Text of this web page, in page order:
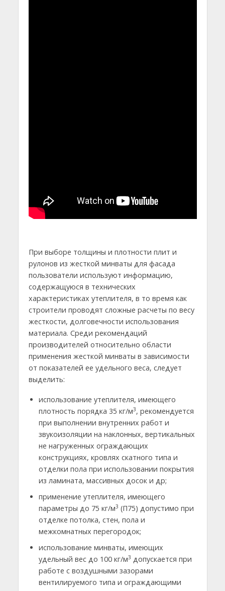
При выборе толщины и плотности плит и
рулонов из жесткой минваты для фасада
пользователи используют информацию,
содержащуюся в технических
характеристиках утеплителя, в то время как
строители проводят сложные расчеты по весу
жесткости, долговечности использования
материала. Среди рекомендаций
производителей относительно области
применения жесткой минваты в зависимости
от показателей ее удельного веса, следует
выделить:
использование утеплителя, имеющего
плотность порядка 35 кг/м3, рекомендуется
при выполнении внутренних работ и
звукоизоляции на наклонных, вертикальных
не нагруженных ограждающих
конструкциях, кровлях скатного типа и
отделки пола при использовании покрытия
из ламината, массивных досок и др;
применение утеплителя, имеющего
параметры до 75 кг/м3 (П75) допустимо при
отделке потолка, стен, пола и
межкомнатных перегородок;
использование минваты, имеющих
удельный вес до 100 кг/м3 допускается при
работе с воздушными зазорами
вентилируемого типа и ограждающими